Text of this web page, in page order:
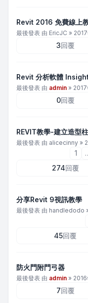
Revit 2016 免費線上
最後發表 由 EricJC »
3回覆
Revit 分析軟體
最後發表 由 admin »
0回覆
REVIT教學-建立造型
最後發表 由 alicecinny »
1
274回覆
分享Revit 9視訊教學
最後發表 由 handledodo
45回覆
防火門附門弓器
最後發表 由 admin » 2016
7回覆